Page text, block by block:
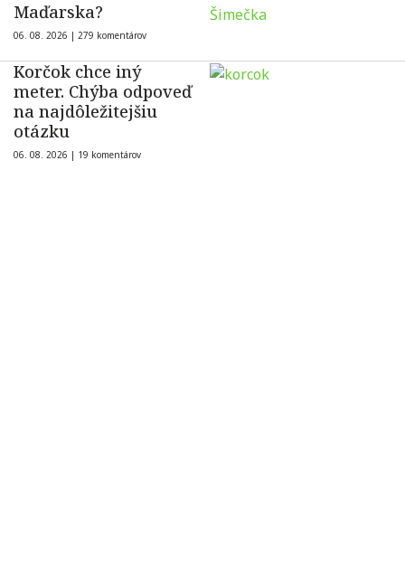
Maďarska?
06. 08. 2026 | 279 komentárov
Korčok chce iný
meter. Chýba odpoveď
na najdôležitejšiu
otázku
06. 08. 2026 | 19 komentárov